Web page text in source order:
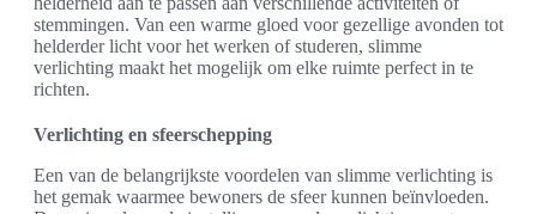
stemmingen. Van een warme gloed voor gezellige avonden tot
helderder licht voor het werken of studeren, slimme
verlichting maakt het mogelijk om elke ruimte perfect in te
richten.
Verlichting en sfeerschepping
Een van de belangrijkste voordelen van slimme verlichting is
het gemak waarmee bewoners de sfeer kunnen beïnvloeden.